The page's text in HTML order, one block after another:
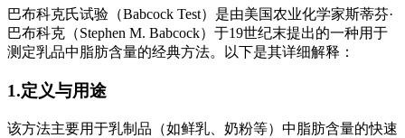
巴布科克氏试验（Babcock Test）是由美国农业化学家斯蒂芬·
巴布科克（Stephen M. Babcock）于19世纪末提出的一种用于
测定乳品中脂肪含量的经典方法。以下是其详细解释：
1.定义与用途
该方法主要用于乳制品（如鲜乳、奶粉等）中脂肪含量的快速